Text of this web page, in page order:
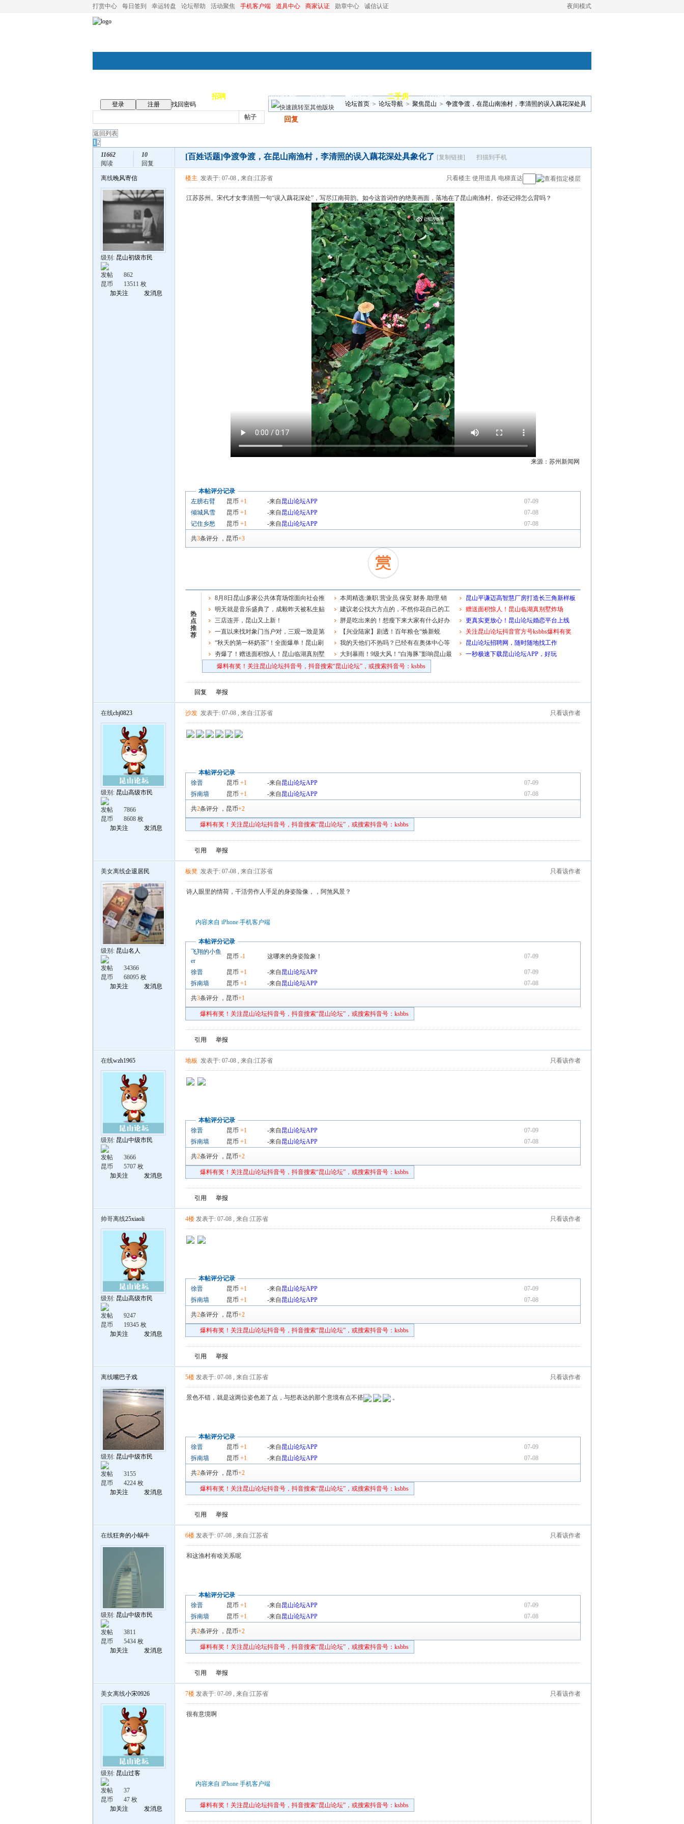
夜间模式
打赏中心 每日签到 幸运转盘 论坛帮助 活动聚焦 手机客户端 道具中心 商家认证 勋章中心 诚信认证
招聘 昆山优选 小红娘 分类信息 二手房 昆山视窗
登录 注册
找回密码
帖子
论坛首页 > 论坛导航 > 聚焦昆山 > 争渡争渡，在昆山南渔村，李清照的误入藕花深处具
回复
返回列表
12
11662
阅读
10
回复
[百姓话题]争渡争渡，在昆山南渔村，李清照的误入藕花深处具象化了 [复制链接] 扫描到手机
离线晚风寄信
级别: 昆山初级市民
发帖
862
昆币
13511 枚
加关注
发消息
只看楼主 使用道具 电梯直达
楼主 发表于: 07-08 , 来自:江苏省
江苏苏州。宋代才女李清照一句“误入藕花深处”，写尽江南荷韵。如今这首词作的绝美画面，落地在了昆山南渔村。你还记得怎么背吗？
来源：苏州新闻网
本帖评分记录
左膀右臂
昆币 +1 -来自 昆山论坛APP
07-09
倾城风雪
昆币 +1 -来自 昆山论坛APP
07-08
记住乡愁
昆币 +1 -来自 昆山论坛APP 07-08
共3条评分 ， 昆币+3
热
点
推
荐
8月8日昆山多家公共体育场馆面向社会推
出免费开放服务
明天就是音乐盛典了，成毅昨天被私生贴
车了，大家一定要理智追星啊！
三店连开，昆山又上新！
一直以来找对象门当户对，三观一致是第
一重要！
“秋天的第一杯奶茶”！全面爆单！昆山刷
屏了夯爆了！赠送面积惊人！昆山临湖真别墅
炸场
本周精选:兼职.营业员.保安.财务.助理.销
售.品管主管.钳工.学徒.电工.前台.老师~
建议老公找大方点的，不然你花自己的工
资，人家都肉疼
胖是吃出来的！想瘦下来大家有什么好办
法吗？【兴业陆家】剧透！百年粮仓“焕新蜕
变”进度过半！
我的天他们不热吗？已经有在奥体中心等
着的，这要排队吗？
大到暴雨！9级大风！“白海豚”影响昆山最
强时段在……
昆山平谦迈高智慧厂房打造长三角新样板
赠送面积惊人！昆山临湖真别墅炸场
更真实更放心！昆山论坛婚恋平台上线
关注昆山论坛抖音官方号ksbbs爆料有奖
昆山论坛招聘网，随时随地找工作
一秒极速下载昆山论坛APP，好玩
爆料有奖！关注昆山论坛抖音号，抖音搜索“昆山论坛”，或搜索抖音号：ksbbs
回复 举报
在线chj0823
级别: 昆山高级市民
发帖
7866
昆币
8608 枚
加关注
发消息
只看该作者
沙发 发表于: 07-08 , 来自:江苏省
本帖评分记录
徐晋
昆币 +1 -来自 昆山论坛APP
07-09
拆南墙
昆币 +1 -来自 昆山论坛APP 07-08
共2条评分 ， 昆币+2
爆料有奖！关注昆山论坛抖音号，抖音搜索“昆山论坛”，或搜索抖音号：ksbbs
引用 举报
美女离线企退居民
级别: 昆山名人
发帖
34366
昆币
68095 枚
加关注
发消息
只看该作者
板凳 发表于: 07-08 , 来自:江苏省
诗人眼里的情荷，干活劳作人手足的身姿险像，，阿煞风景？
内容来自 iPhone 手机客户端
本帖评分记录
飞翔的小鱼
er
昆币 -1 这哪来的身姿险象！ 07-09
徐晋 昆币 +1 -来自 昆山论坛APP
07-09
拆南墙
昆币 +1 -来自 昆山论坛APP 07-08
共3条评分 ， 昆币+1
爆料有奖！关注昆山论坛抖音号，抖音搜索“昆山论坛”，或搜索抖音号：ksbbs
引用 举报
在线wzh1965
级别: 昆山中级市民
发帖
3666
昆币
5707 枚
加关注
发消息
只看该作者
地板 发表于: 07-08 , 来自:江苏省
本帖评分记录
徐晋
昆币 +1 -来自 昆山论坛APP
07-09
拆南墙
昆币 +1 -来自 昆山论坛APP 07-08
共2条评分 ， 昆币+2
爆料有奖！关注昆山论坛抖音号，抖音搜索“昆山论坛”，或搜索抖音号：ksbbs
引用 举报
帅哥离线25xiaoli
级别: 昆山高级市民
发帖
9247
昆币
19345 枚
加关注
发消息
只看该作者
4楼 发表于: 07-08 , 来自:江苏省
本帖评分记录
徐晋
昆币 +1 -来自 昆山论坛APP
07-09
拆南墙
昆币 +1 -来自 昆山论坛APP 07-08
共2条评分 ， 昆币+2
爆料有奖！关注昆山论坛抖音号，抖音搜索“昆山论坛”，或搜索抖音号：ksbbs
引用 举报
离线嘴巴子戏
级别: 昆山中级市民
发帖
3155
昆币
4224 枚
加关注
发消息
只看该作者
5楼 发表于: 07-08 , 来自:江苏省
景色不错，就是这两位姿色差了点，与想表达的那个意境有点不搭 。
本帖评分记录
徐晋
昆币 +1 -来自 昆山论坛APP
07-09
拆南墙
昆币 +1 -来自 昆山论坛APP 07-08
共2条评分 ， 昆币+2
爆料有奖！关注昆山论坛抖音号，抖音搜索“昆山论坛”，或搜索抖音号：ksbbs
引用 举报
在线狂奔的小蜗牛
级别: 昆山中级市民
发帖
3811
昆币
5434 枚
加关注
发消息
只看该作者
6楼 发表于: 07-08 , 来自:江苏省
和这渔村有啥关系呢
本帖评分记录
徐晋
昆币 +1 -来自 昆山论坛APP
07-09
拆南墙
昆币 +1 -来自 昆山论坛APP 07-08
共2条评分 ， 昆币+2
爆料有奖！关注昆山论坛抖音号，抖音搜索“昆山论坛”，或搜索抖音号：ksbbs
引用 举报
美女离线小宋0926
级别: 昆山过客
发帖
37
昆币
47 枚
加关注
发消息
只看该作者
7楼 发表于: 07-09 , 来自:江苏省
很有意境啊
内容来自 iPhone 手机客户端
爆料有奖！关注昆山论坛抖音号，抖音搜索“昆山论坛”，或搜索抖音号：ksbbs